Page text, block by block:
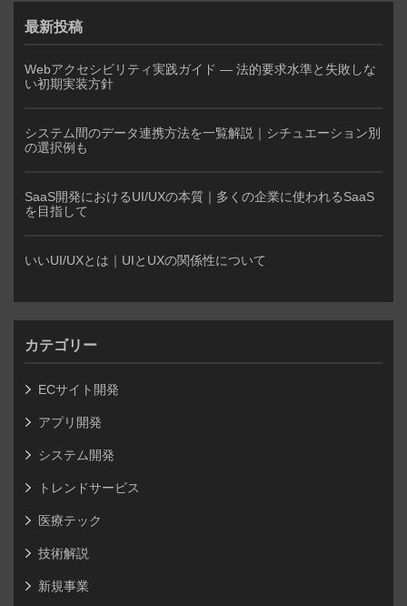
最新投稿
Webアクセシビリティ実践ガイド — 法的要求水準と失敗しな
い初期実装方針
システム間のデータ連携方法を一覧解説｜シチュエーション別
の選択例も
SaaS開発におけるUI/UXの本質｜多くの企業に使われるSaaS
を目指して
いいUI/UXとは｜UIとUXの関係性について
カテゴリー
ECサイト開発
アプリ開発
システム開発
トレンドサービス
医療テック
技術解説
新規事業